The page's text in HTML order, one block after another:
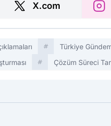
X.com
Türkiye
Çözüm Süreci